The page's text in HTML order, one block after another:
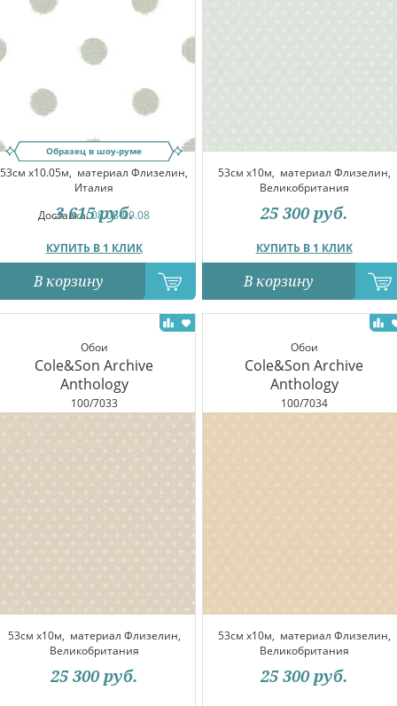
Образец в шоу-руме
53см x10.05м, материал Флизелин,
Италия
Доставка:08.08-09.08
КУПИТЬ В 1 КЛИК
3 615 руб.
В корзину
53см x10м, материал Флизелин,
Великобритания
КУПИТЬ В 1 КЛИК
25 300 руб.
В корзину
Обои
Cole&Son Archive
Anthology
100/7033
53см x10м, материал Флизелин,
Великобритания
25 300 руб.
Обои
Cole&Son Archive
Anthology
100/7034
53см x10м, материал Флизелин,
Великобритания
25 300 руб.